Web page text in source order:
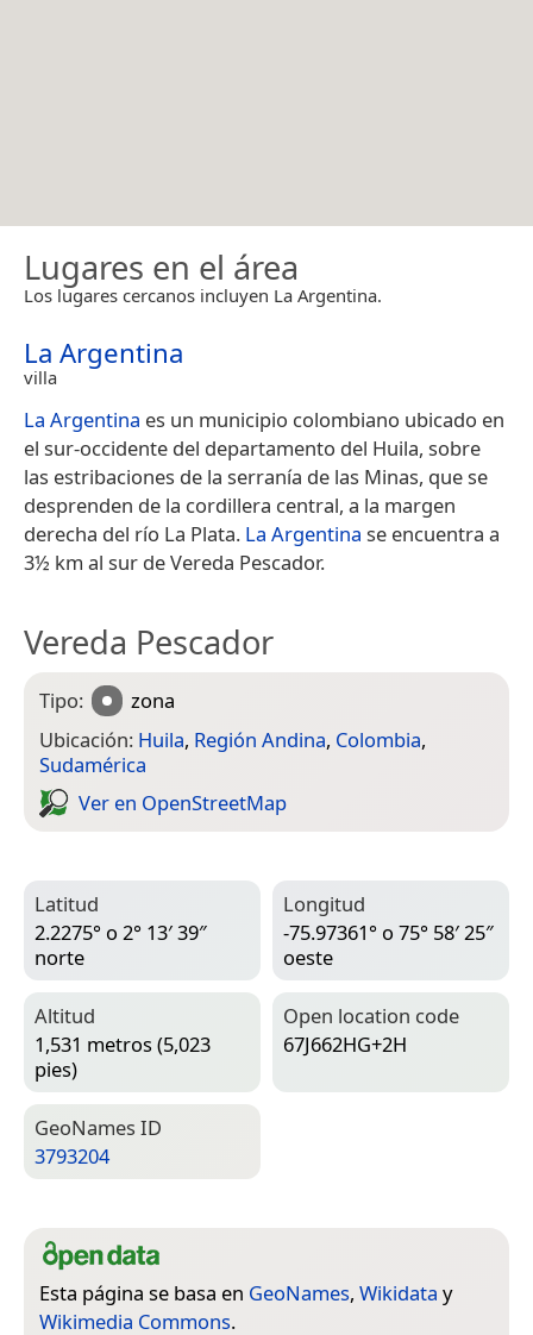
Lugares en el área
Los lugares cercanos incluyen La Argentina.
La Argentina
villa
La Argentina es un municipio colombiano ubicado en
el sur-occidente del departamento del Huila, sobre
las estribaciones de la serranía de las Minas, que se
desprenden de la cordillera central, a la margen
derecha del río La Plata. La Argentina se encuentra a
3½ km al sur de Vereda Pescador.
Vereda Pescador
Tipo:
zona
Ubicación: Huila, Región Andina, Colombia,
Sudamérica
Ver en Open­Street­Map
Latitud
2.2275° o 2° 13′ 39″
norte
Longitud
-75.97361° o 75° 58′ 25″
oeste
Altitud
1,531 metros (5,023
pies)
Open location code
67J662HG+2H
Geo­Names ID
3793204
Esta página se basa en GeoNames, Wikidata y
Wikimedia Commons.